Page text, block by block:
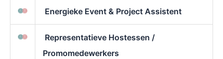
Energieke Event & Project Assistent
Representatieve Hostessen /
Promomedewerkers